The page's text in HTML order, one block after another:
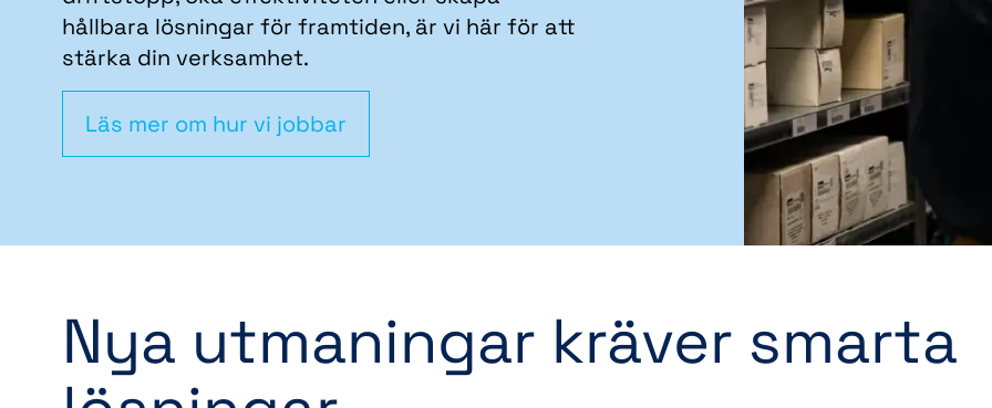
hållbara lösningar för framtiden, är vi här för att
stärka din verksamhet.
Läs mer om hur vi jobbar
Nya utmaningar kräver smarta